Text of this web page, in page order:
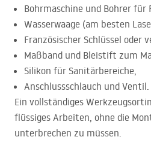
Bohrmaschine und Bohrer für
Wasserwaage (am besten
Französischer Schlüssel oder
Maßband und Bleistift zum
Silikon für Sanitärbereiche,
Anschlussschlauch und Ventil.
Ein vollständiges
flüssiges Arbeiten, ohne die
unterbrechen zu müssen.